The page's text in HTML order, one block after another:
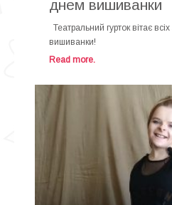
днем вишиванки
Театральний гурток вітає
вишиванки!
Read more.